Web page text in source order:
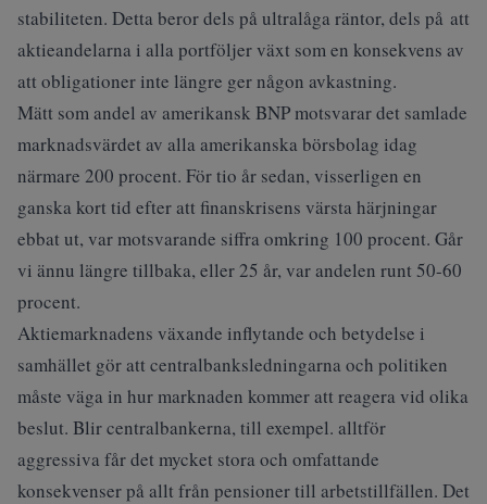
stabiliteten. Detta beror dels på ultralåga räntor, dels på att
aktieandelarna i alla portföljer växt som en konsekvens av
att obligationer inte längre ger någon avkastning.
Mätt som andel av amerikansk BNP motsvarar det samlade
marknadsvärdet av alla amerikanska börsbolag idag
närmare 200 procent. För tio år sedan, visserligen en
ganska kort tid efter att finanskrisens värsta härjningar
ebbat ut, var motsvarande siffra omkring 100 procent. Går
vi ännu längre tillbaka, eller 25 år, var andelen runt 50-60
procent.
Aktiemarknadens växande inflytande och betydelse i
samhället gör att centralbanksledningarna och politiken
måste väga in hur marknaden kommer att reagera vid olika
beslut. Blir centralbankerna, till exempel. alltför
aggressiva får det mycket stora och omfattande
konsekvenser på allt från pensioner till arbetstillfällen. Det